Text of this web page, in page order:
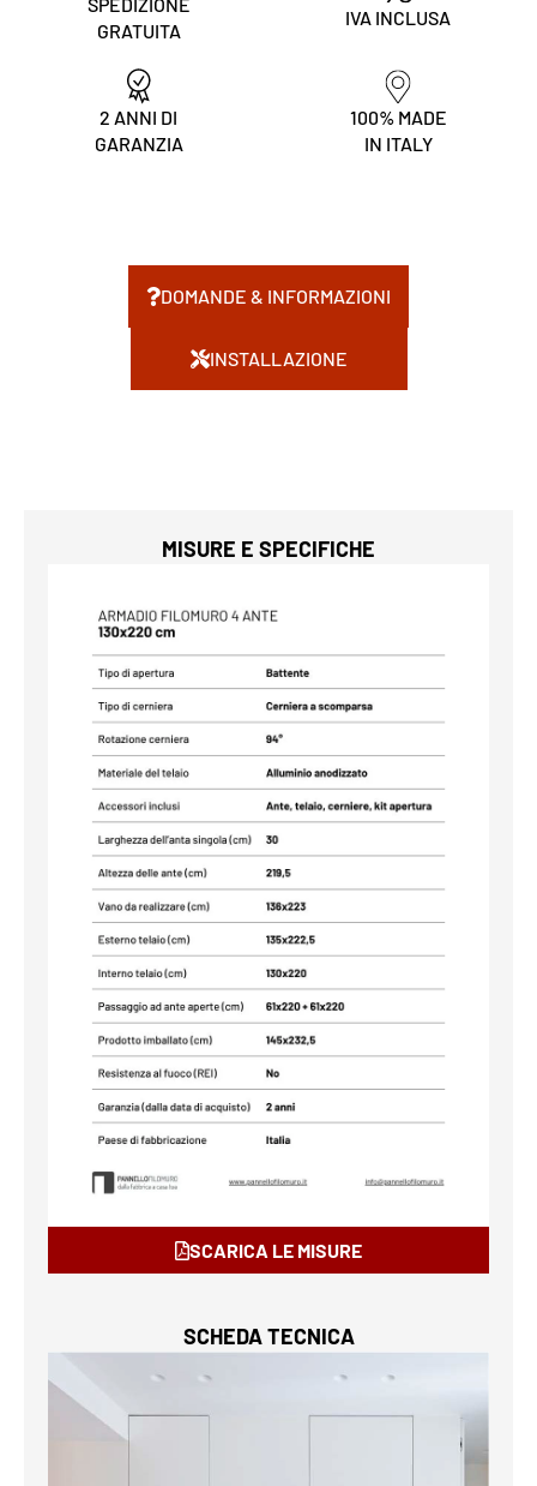
GRATUITA
IVA INCLUSA
2 ANNI DI
GARANZIA
100% MADE
IN ITALY
DOMANDE & INFORMAZIONI
INSTALLAZIONE
MISURE E SPECIFICHE
SCARICA LE MISURE
SCHEDA TECNICA